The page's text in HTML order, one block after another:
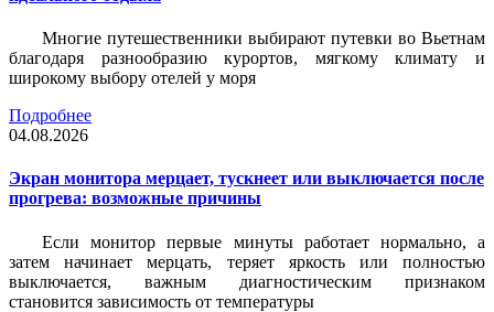
Многие путешественники выбирают путевки во Вьетнам
благодаря разнообразию курортов, мягкому климату и
широкому выбору отелей у моря
Подробнее
04.08.2026
Экран монитора мерцает, тускнеет или выключается после
прогрева: возможные причины
Если монитор первые минуты работает нормально, а
затем начинает мерцать, теряет яркость или полностью
выключается, важным диагностическим признаком
становится зависимость от температуры